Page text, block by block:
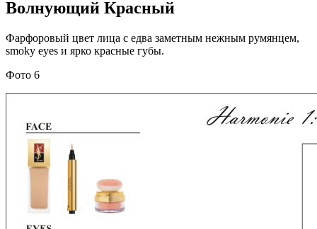
Волнующий Красный
Фарфоровый цвет лица с едва заметным нежным румянцем,
smoky eyes и ярко красные губы.
Фото 6